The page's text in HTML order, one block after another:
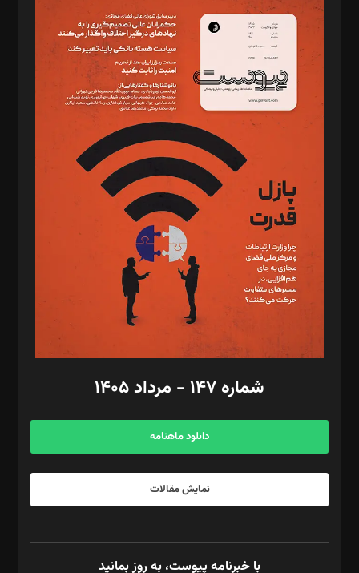
سردبیر: مهرک محمودی
دبیر تحریریه: میثم قاسمی
د‌بیر ناداستان: سمانه سمیع
د‌بیر خدمت و تجارت: ابوالفضل رجبی
د‌بیر حقوق فناوری: حسام‌الدین ایپکچی
د‌بیر پیوست جهان: مینا پاکدل
د‌بیر تحریریه آنلاین: بابک نقاش
تحریریه‌: مجتبی محمود‌ی، آرش برهمند، یسنا امان‌پور، سروش کرمیان،
مصطفی مسجدی آرانی، ابوالفضل رجبی، زهرا فکرانه، فائزه فتحی
رستمی،مصطفی باستان
ویرایش: نگار استاد‌‌آقا
طراح یونیفرم: مجید توکلی
فیلمبرداری و عکاسی: امیر شفیعی، مانی لطفی زاده
گرافیک و صفحه‌آرایی: سید‌سبحان‌علی ثابت
مد‌یر توسعه تجاری: کامبیز برید‌
امور مالی: شاپور رهبری، محمد‌ کاظمی‌نیا
آگهی و مشترکین: ۰۹۱۹۹۹۹۰۴۵۴
شماره ۱۴۷ - مرداد ۱۴۰۵
دانلود ماهنامه
نمایش مقالات
با خبرنامه پیوست، به روز بمانید